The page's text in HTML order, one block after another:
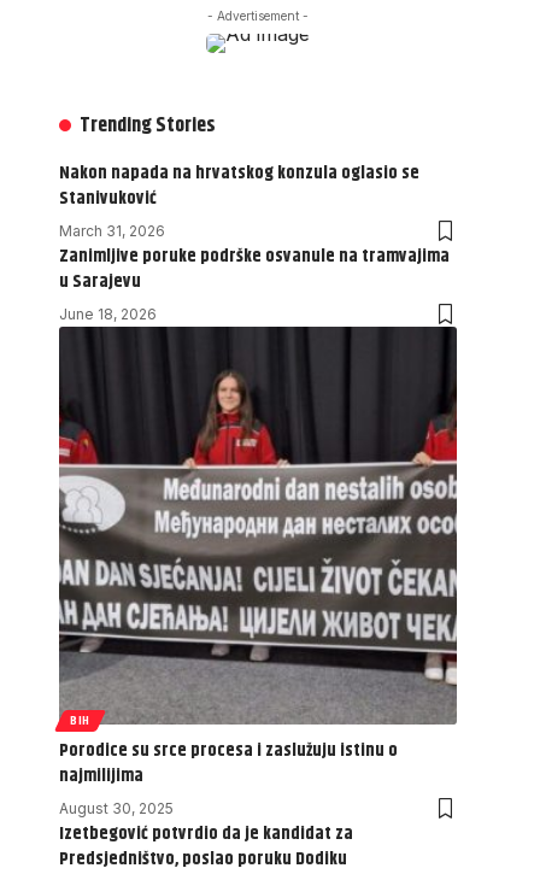
- Advertisement -
Trending Stories
Nakon napada na hrvatskog konzula oglasio se
Stanivuković
March 31, 2026
Zanimljive poruke podrške osvanule na tramvajima
u Sarajevu
June 18, 2026
BIH
Porodice su srce procesa i zaslužuju istinu o
najmilijima
August 30, 2025
Izetbegović potvrdio da je kandidat za
Predsjedništvo, poslao poruku Dodiku